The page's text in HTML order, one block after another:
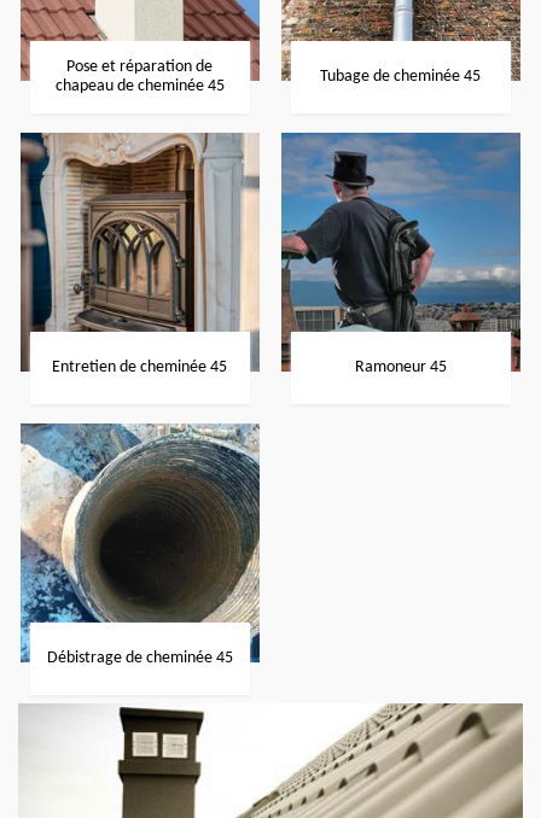
Pose et réparation de
chapeau de cheminée 45
Tubage de cheminée 45
Entretien de cheminée 45 Ramoneur 45
Débistrage de cheminée 45